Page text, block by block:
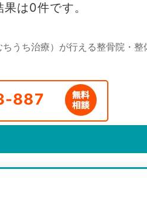
は0件です。
うち治療）が行える整骨院・整
887